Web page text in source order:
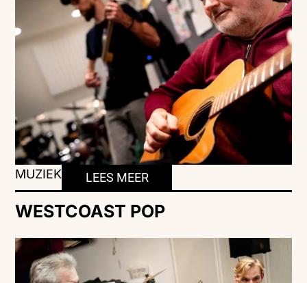
MUZIEK LEES MEER
WESTCOAST POP